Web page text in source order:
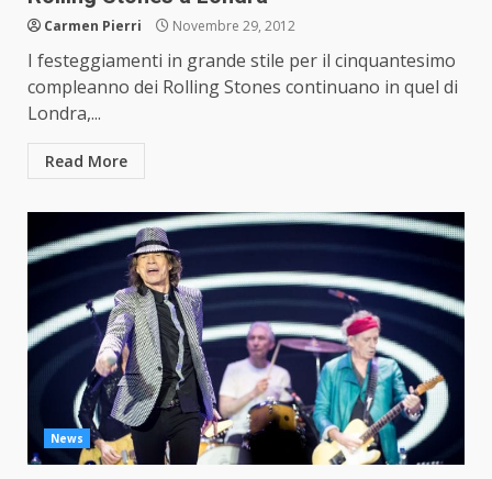
Carmen Pierri Novembre 29, 2012
I festeggiamenti in grande stile per il cinquantesimo
compleanno dei Rolling Stones continuano in quel di
Londra,...
Read More
News